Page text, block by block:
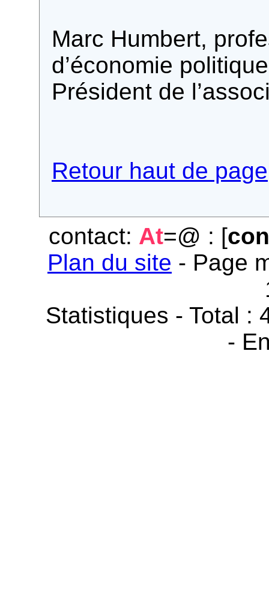
Marc Humbert,
d’économie
Président de
Retour haut de page
contact: At=@ : [
Plan du site - Page
Statistiques - Total :
-